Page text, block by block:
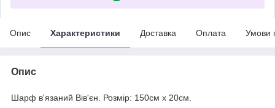
Опис Характеристики Доставка Оплата Умови
Опис
Шарф в'язаний Вів'єн. Розмір: 150см х 20см.